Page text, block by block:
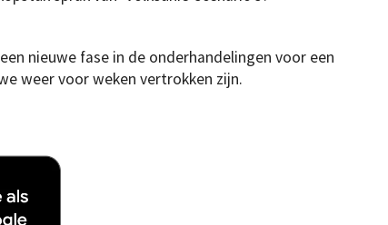
nieuwe fase in de onderhandelingen voor een
weer voor weken vertrokken zijn.